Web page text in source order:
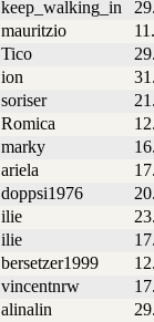
keep_walking_in
mauritzio
Tico
ion
soriser
Romica
marky
ariela
doppsi1976
ilie
ilie
bersetzer1999
vincentnrw
alinalin